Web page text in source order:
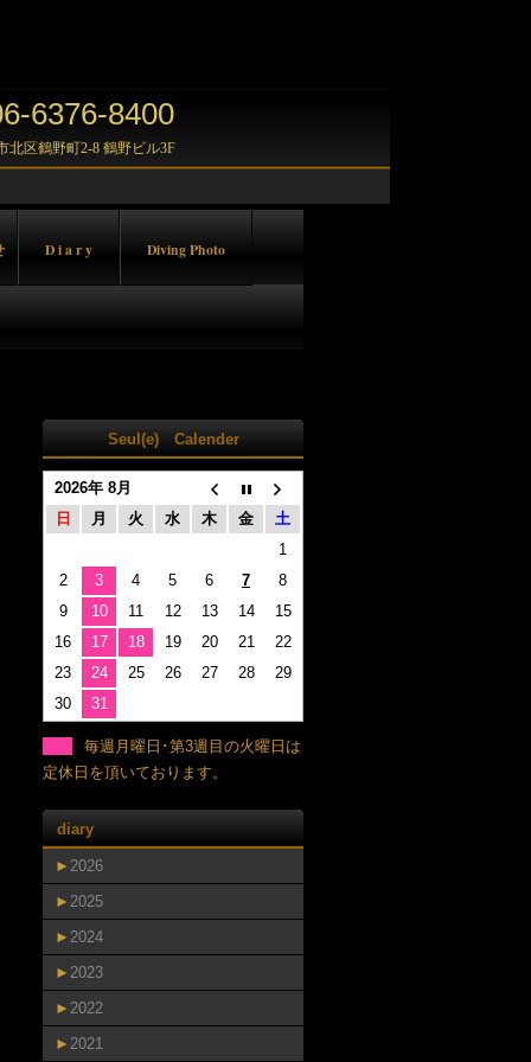
6376-8400
北区鶴野町2-8 鶴野ビル3F
D i a r y Diving Photo
Seul(e) Calender
2026年 8月
日
月 火 水 木 金
土
1
2
3 4 5 6 7
8
9
10 11 12 13 14
15
16
17 18 19 20 21
22
23
24 25 26 27 28
29
30
31
毎週月曜日･第3週目の火曜日は
定休日を頂いております。
diary
► 2026
► 2025
► 2024
► 2023
► 2022
► 2021